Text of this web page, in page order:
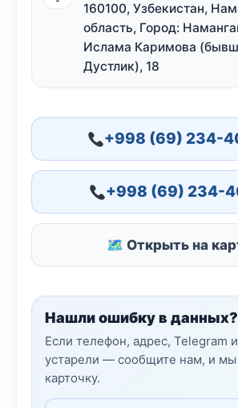
160100, Узбекистан,
область, Город:
Ислама Каримова
Дустлик), 18
+998 (69) 234-
+998 (69) 234-
🗺 Открыть на
Нашли ошибку в данных?
Если телефон, адрес, Telegram
устарели — сообщите нам, и
карточку.